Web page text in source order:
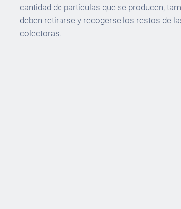
cantidad de partículas que se producen,
deben retirarse y recogerse los restos de
colectoras.